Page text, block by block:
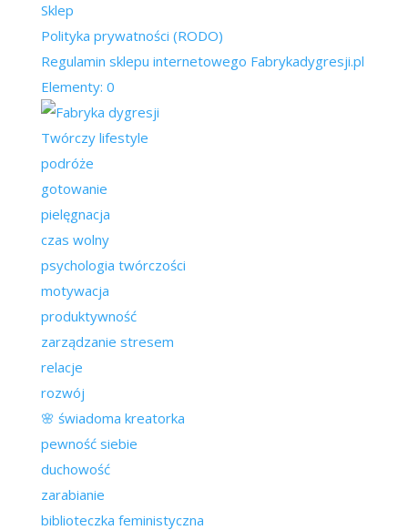
Sklep
Polityka prywatności (RODO)
Regulamin sklepu internetowego Fabrykadygresji.pl
Elementy: 0
Twórczy lifestyle
podróże
gotowanie
pielęgnacja
czas wolny
psychologia twórczości
motywacja
produktywność
zarządzanie stresem
relacje
rozwój
🌸 świadoma kreatorka
pewność siebie
duchowość
zarabianie
biblioteczka feministyczna